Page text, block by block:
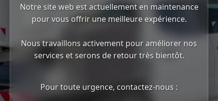
Notre site web est actuellement en maintenance
pour vous offrir une meilleure expérience.
Nous travaillons activement pour améliorer nos
services et serons de retour très bientôt.
Pour toute urgence, contactez-nous :